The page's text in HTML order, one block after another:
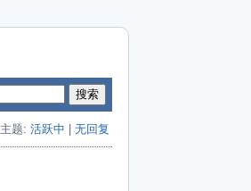
搜索
主题: 活跃中 无回复